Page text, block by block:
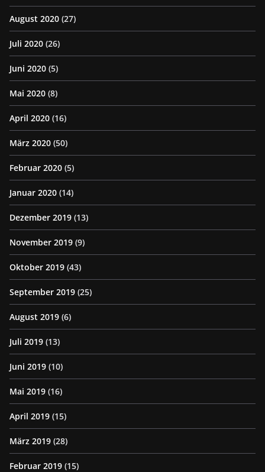
August 2020 (27)
Juli 2020 (26)
Juni 2020 (5)
Mai 2020 (8)
April 2020 (16)
März 2020 (50)
Februar 2020 (5)
Januar 2020 (14)
Dezember 2019 (13)
November 2019 (9)
Oktober 2019 (43)
September 2019 (25)
August 2019 (6)
Juli 2019 (13)
Juni 2019 (10)
Mai 2019 (16)
April 2019 (15)
März 2019 (28)
Februar 2019 (15)